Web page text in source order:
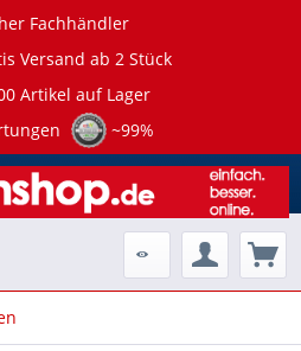
Fachhändler
Versand ab 2 Stück
Artikel auf Lager
~99%